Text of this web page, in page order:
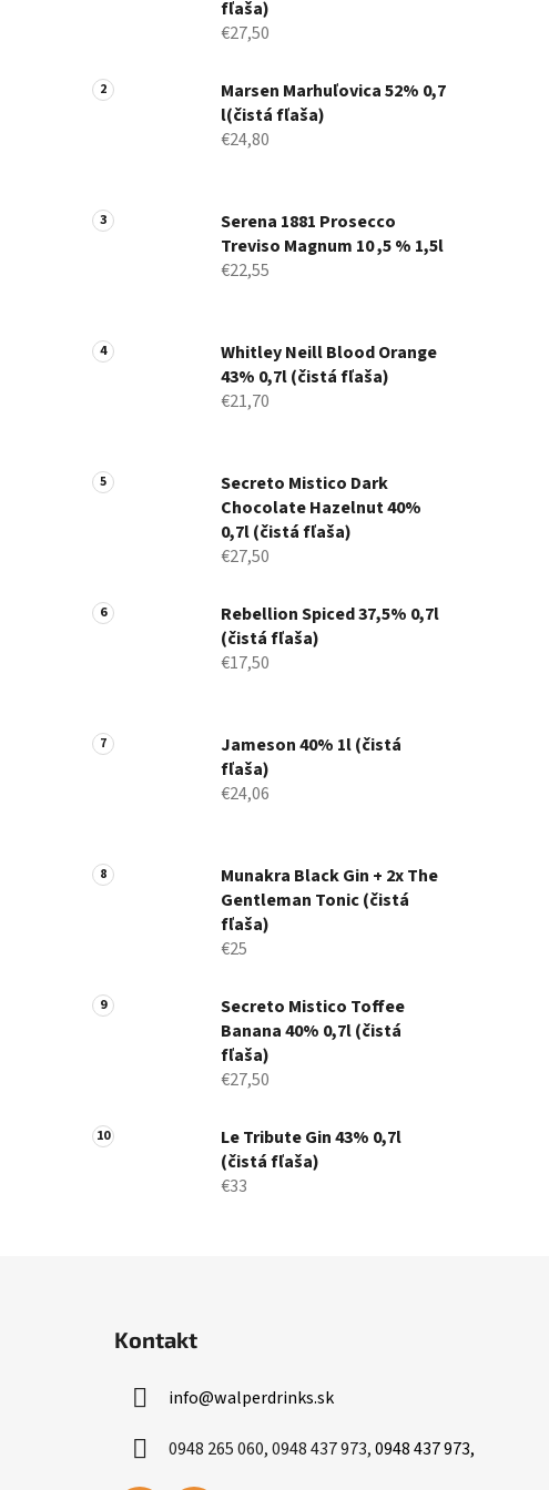
fľaša)
€27,50
Marsen Marhuľovica 52% 0,7
l(čistá fľaša)
€24,80
Serena 1881 Prosecco
Treviso Magnum 10 ,5 % 1,5l
€22,55
Whitley Neill Blood Orange
43% 0,7l (čistá fľaša)
€21,70
Secreto Mistico Dark
Chocolate Hazelnut 40%
0,7l (čistá fľaša)
€27,50
Rebellion Spiced 37,5% 0,7l
(čistá fľaša)
€17,50
Jameson 40% 1l (čistá
fľaša)
€24,06
Munakra Black Gin + 2x The
Gentleman Tonic (čistá
fľaša)
€25
Secreto Mistico Toffee
Banana 40% 0,7l (čistá
fľaša)
€27,50
Le Tribute Gin 43% 0,7l
(čistá fľaša)
€33
Kontakt
info@walperdrinks.sk
0948 265 060, 0948 437 973,0948 437 973,